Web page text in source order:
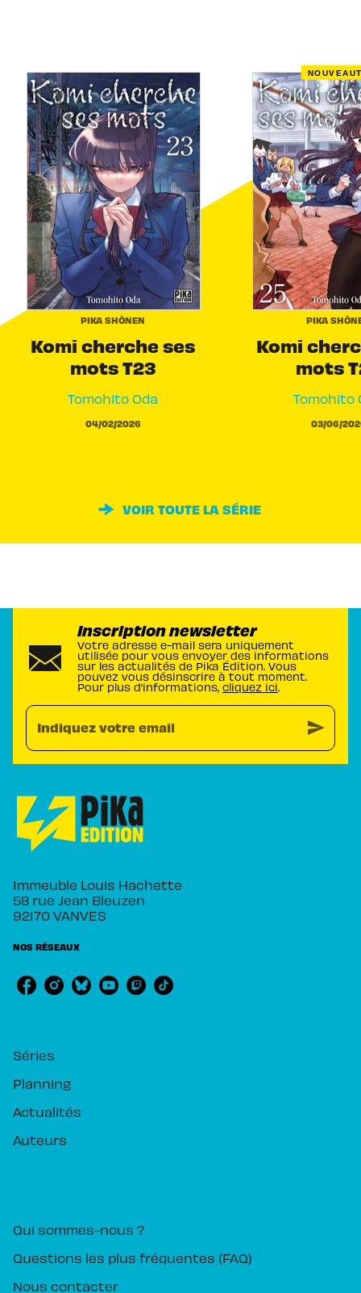
PIKA SHÔNEN
Komi cherche ses
mots T23
Tomohito Oda
04/02/2026
PIKA
Komi
mots
Tomohito
03/06/
VOIR TOUTE LA SÉRIE
Inscription newsletter
Votre adresse e-mail sera uniquement
utilisée pour vous envoyer des informations
sur les actualités de Pika Édition. Vous
pouvez vous désinscrire à tout moment.
Pour plus d’informations, cliquez ici.
Indiquez votre email send
Immeuble Louis Hachette
58 rue Jean Bleuzen
92170 VANVES
NOS RÉSEAUX
Séries
Planning
Actualités
Auteurs
Qui sommes-nous ?
Questions les plus fréquentes (FAQ)
Nous contacter